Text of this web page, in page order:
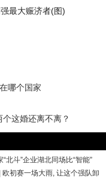
最大赈济者(图)
哪个国家
这婚还离不离？
北斗”企业湖北同场比“智能”
初赛一场大雨, 让这个强队卸